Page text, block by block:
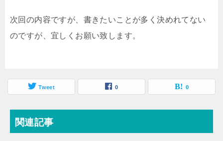
次回の内容ですが、書きたいことが多く決めれてない
のですが、宜しくお願い致します。
Tweet 0 0
関連記事